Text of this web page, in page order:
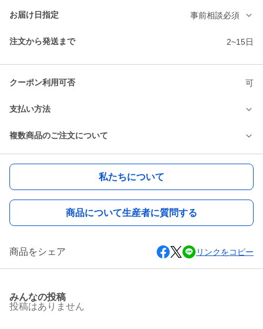
お届け日指定 事前相談必須
注文から発送まで 2~15日
クーポン利用可否 可
支払い方法
複数商品のご注文について
私たちについて
商品について生産者に質問する
商品をシェア リンクをコピー
みんなの投稿
投稿はありません